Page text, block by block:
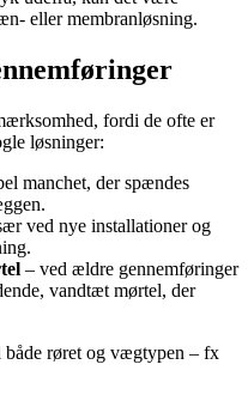
eller membranløsning.
fordi de ofte er
løsninger:
manchet, der spændes
ved nye installationer og
– ved ældre gennemføringer
vandtæt mørtel, der
både røret og vægtypen – fx